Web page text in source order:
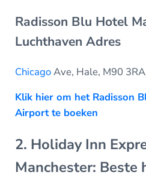
Radisson Blu Hotel
Luchthaven Adres
ChicagoAve, Hale, M90
Klik hier om het Radisson
Airport te boeken
2. Holiday Inn
Manchester: Beste